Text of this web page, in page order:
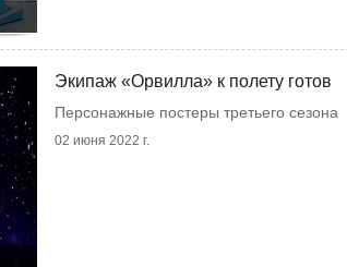
Экипаж «Орвилла» к полету готов
Персонажные постеры третьего сезона
02 июня 2022 г.